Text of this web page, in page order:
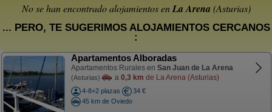
No se han encontrado alojamientos enLa Arena (Asturias)
... PERO, TE SUGERIMOS ALOJAMIENTOS CERCANOS
:
Apartamentos Alboradas
Apartamentos Rurales en San Juan de La Arena
(Asturias) a 0,3 km de La Arena (Asturias)
4-8+2 plazas
34 €
45 km de Oviedo